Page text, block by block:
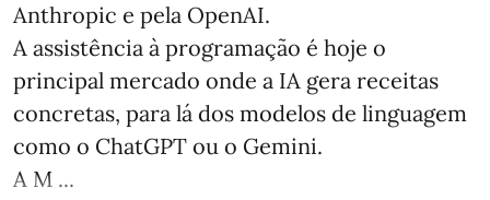
Anthropic e pela OpenAI.
A assistência à programação é hoje o
principal mercado onde a IA gera receitas
concretas, para lá dos modelos de linguagem
como o ChatGPT ou o Gemini.
A M ...